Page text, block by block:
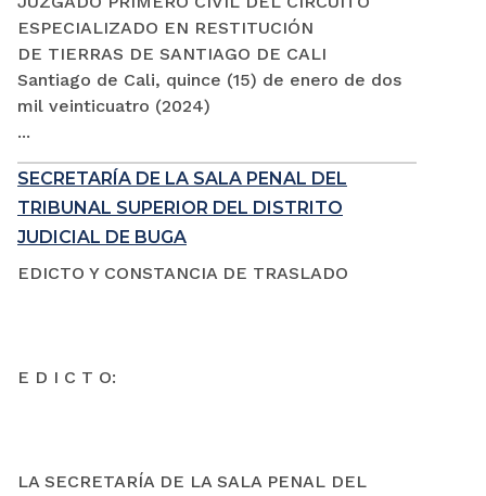
ESPECIALIZADO EN RESTITUCIÓN
DE TIERRAS DE SANTIAGO DE CALI
Santiago de Cali, quince (15) de enero de dos
mil veinticuatro (2024)
...
SECRETARÍA DE LA SALA PENAL DEL
TRIBUNAL SUPERIOR DEL DISTRITO
JUDICIAL DE BUGA
EDICTO Y CONSTANCIA DE TRASLADO
E D I C T O:
LA SECRETARÍA DE LA SALA PENAL DEL